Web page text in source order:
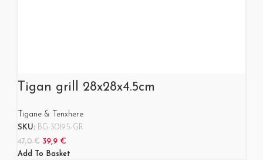
Tigan grill 28x28x4.5cm
Tigane & Tenxhere
SKU: BG-30195-GR
47,0€ 39,9 €
Add To Basket